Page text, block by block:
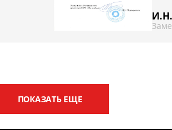
ПОКАЗАТЬ ЕЩЕ